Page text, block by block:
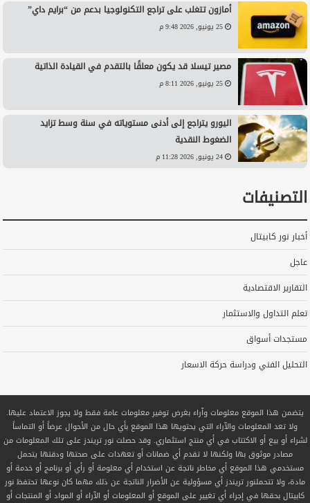
أمازون تتغلب على تراجع التكنولوجيا بدعم من “برايم داي”
25 يونيو, 2026 9:48 م
مصير تيسلا قد يكون معلقًا بالتقدم في القيادة الذاتية
25 يونيو, 2026 8:11 م
اليورو يتراجع إلى أدنى مستوياته في سنة وسط تزايد
الضغوط النقدية
24 يونيو, 2026 11:28 م
التصنيفات
أخبار نور كابيتال
عاجل
التقارير الاقتصادية
تعلم التداول والاستثمار
مستجدات أسواق
التحليل الفني ودراسة حركة الاسعار
يتضمن هذا الموقع معلومات وآراء بغرض توفير معلومات عامة فقط ولا يجوز الاعتماد عليها.
ولا تعد المعلومات والآراء التي يحتويها هذا الموقع بأي حال من الأحوال عرضاً أو التماساً
لشراء أو بيع أو الاكتتاب في أي منتج استثماري. وقد حصلت نور تريندز على تلك المعلومات من
مصادر موثوق بها ولكنها لا تقدم أي ضمانات أو تعهدات على صحتها ودقتها يتحمل
مستخدمي هذا الموقع أي مخاطر ناتجة عن استخدام أي معلومة أو رأي أو برنامج أو خدمة أو
مادة، ولا تتحملنور تريندز أي مسؤولية عن الأضرار الناتجة عن ذلك مهما كان نوعها تحتفظ نور
كابيتال بحقها في إجراء أي تغيير على الموقع أو المعلومات أو الآراء أو المواد أو المنتجات أو